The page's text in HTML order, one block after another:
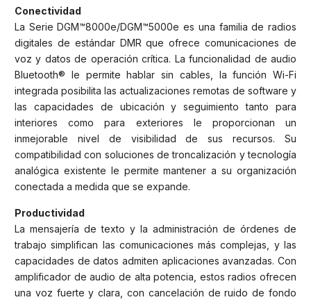
Conectividad
La Serie DGM™8000e/DGM™5000e es una familia de radios
digitales de estándar DMR que ofrece comunicaciones de
voz y datos de operación crítica. La funcionalidad de audio
Bluetooth® le permite hablar sin cables, la función Wi-Fi
integrada posibilita las actualizaciones remotas de software y
las capacidades de ubicación y seguimiento tanto para
interiores como para exteriores le proporcionan un
inmejorable nivel de visibilidad de sus recursos. Su
compatibilidad con soluciones de troncalización y tecnología
analógica existente le permite mantener a su organización
conectada a medida que se expande.
Productividad
La mensajería de texto y la administración de órdenes de
trabajo simplifican las comunicaciones más complejas, y las
capacidades de datos admiten aplicaciones avanzadas. Con
amplificador de audio de alta potencia, estos radios ofrecen
una voz fuerte y clara, con cancelación de ruido de fondo